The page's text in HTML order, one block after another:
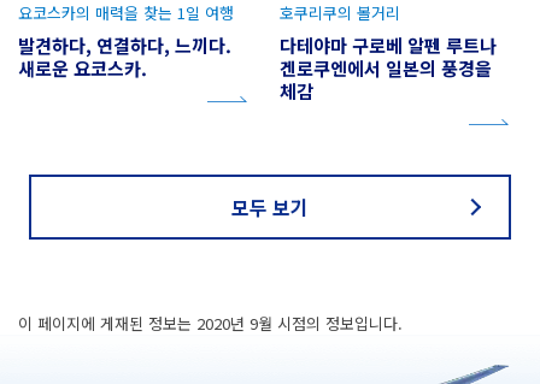
발견하다, 연결하다, 느끼다.
새로운 요코스카.
요코스카의 매력을 찾는 1일 여행
다테야마 구로베 알펜 루트나
겐로쿠엔에서 일본의 풍경을
체감
호쿠리쿠의 볼거리
모두 보기
이 페이지에 게재된 정보는 2020년 9월 시점의 정보입니다.